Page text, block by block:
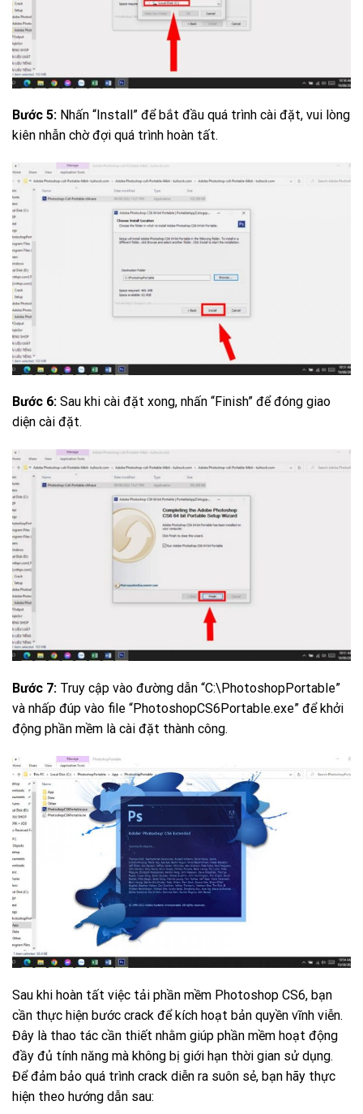
Bước 5: Nhấn “Install” để bắt đầu quá trình cài đặt, vui lòng
kiên nhẫn chờ đợi quá trình hoàn tất.
Bước 6: Sau khi cài đặt xong, nhấn “Finish” để đóng giao
diện cài đặt.
Bước 7: Truy cập vào đường dẫn “C:\PhotoshopPortable”
và nhấp đúp vào file “PhotoshopCS6Portable.exe” để khởi
động phần mềm là cài đặt thành công.
Sau khi hoàn tất việc tải phần mềm Photoshop CS6, bạn
cần thực hiện bước crack để kích hoạt bản quyền vĩnh viễn.
Đây là thao tác cần thiết nhằm giúp phần mềm hoạt động
đầy đủ tính năng mà không bị giới hạn thời gian sử dụng.
Để đảm bảo quá trình crack diễn ra suôn sẻ, bạn hãy thực
hiện theo hướng dẫn sau: